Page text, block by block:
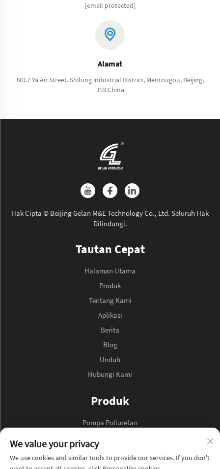
[email protected]
Alamat
NO.7 Ya An Street, Shilong industrial District, Mentougou, Beijing,
.P.R.China
Hak Cipta © Beijing Gelan M&E Technology Co., Ltd. Seluruh Hak
Dilindungi.
Tautan Cepat
Halaman Utama
Produk
Tentang Kami
Aplikasi
Berita
Blog
Unduh
Hubungi Kami
Produk
Pompa Poliuretan
TENTANG PERUSAHAAN
We value your privacy
We use cookies and similar tools to provide our services. If you don't